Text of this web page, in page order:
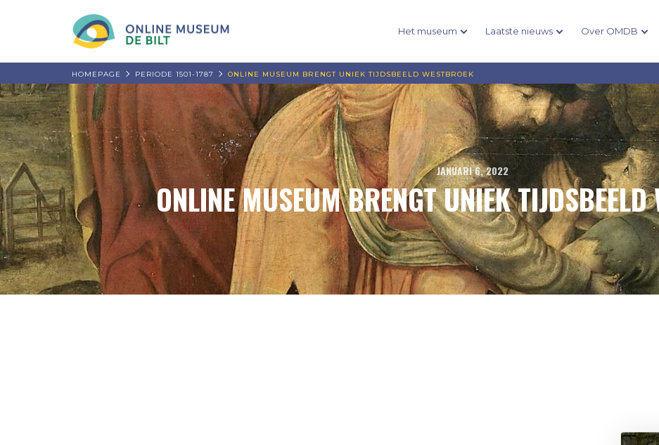
Het museum Laatste nieuws Over OMDB
HOMEPAGE PERIODE 1501-1787 ONLINE MUSEUM BRENGT UNIEK TIJDSBEELD WESTBROEK
JANUARI 6, 2022
ONLINE MUSEUM BRENGT UNIEK TIJDSBEELD